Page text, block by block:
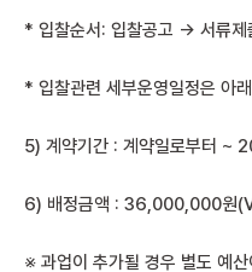
* 입찰순서: 입찰공고 → 서류
* 입찰관련 세부운영일정은 아
5) 계약기간 : 계약일로부터 ~
6) 배정금액 : 36,000,000원
※ 과업이 추가될 경우 별도 예